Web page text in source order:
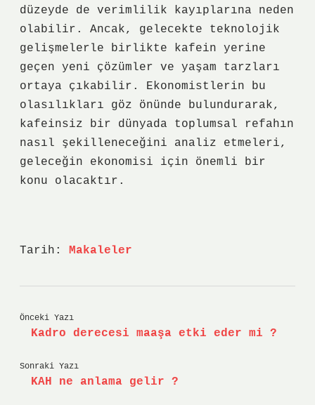
düzeyde de verimlilik kayıplarına neden
olabilir. Ancak, gelecekte teknolojik
gelişmelerle birlikte kafein yerine
geçen yeni çözümler ve yaşam tarzları
ortaya çıkabilir. Ekonomistlerin bu
olasılıkları göz önünde bulundurarak,
kafeinsiz bir dünyada toplumsal refahın
nasıl şekilleneceğini analiz etmeleri,
geleceğin ekonomisi için önemli bir
konu olacaktır.
Tarih: Makaleler
Önceki Yazı
Kadro derecesi maaşa etki eder mi ?
Sonraki Yazı
KAH ne anlama gelir ?